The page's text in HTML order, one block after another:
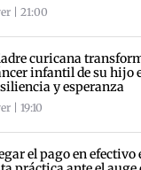
| 21:00
curicana
infantil de su hijo
y esperanza
| 19:10
el pago en